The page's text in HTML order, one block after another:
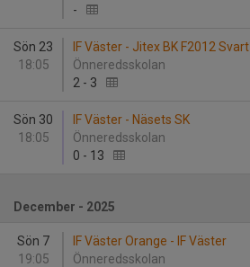
-
Sön 23
18:05
IF Väster - Jitex BK F2012 Svart
Önneredsskolan
2 - 3
Sön 30
18:05
IF Väster - Näsets SK
Önneredsskolan
0 - 13
December - 2025
Sön 7
19:05
IF Väster Orange - IF Väster
Önneredsskolan